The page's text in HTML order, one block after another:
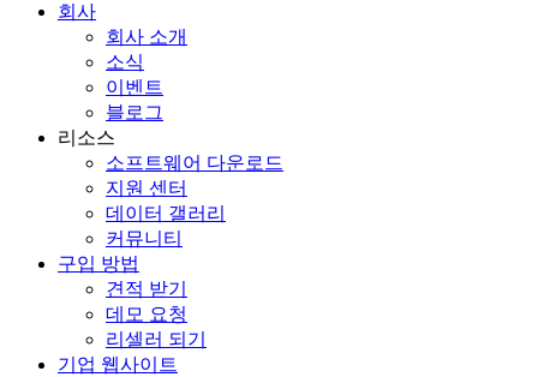
회사
회사 소개
소식
이벤트
블로그
리소스
소프트웨어 다운로드
지원 센터
데이터 갤러리
커뮤니티
구입 방법
견적 받기
데모 요청
리셀러 되기
기업 웹사이트